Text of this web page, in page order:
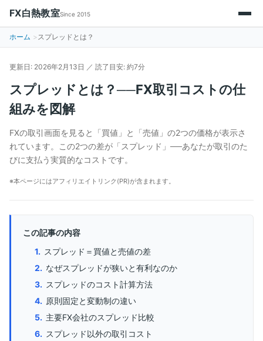
FX白熱教室Since 2015
FX基礎知識
トレード戦略
ホーム スプレッドとは？
更新日: 2026年2月13日 ／ 読了目安: 約7分
スプレッドとは？──FX取引コストの仕
組みを図解
FXの取引画面を見ると「買値」と「売値」の2つの価格が表示さ
れています。この2つの差が「スプレッド」──あなたが取引のた
びに支払う実質的なコストです。
※本ページにはアフィリエイトリンク(PR)が含まれます。
この記事の内容
スプレッド＝買値と売値の差
なぜスプレッドが狭いと有利なのか
スプレッドのコスト計算方法
原則固定と変動制の違い
主要FX会社のスプレッド比較
スプレッド以外の取引コスト